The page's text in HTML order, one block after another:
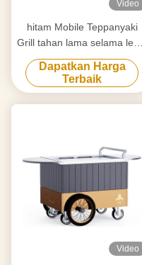
Video
hitam Mobile Teppanyaki
Grill tahan lama selama lebih
dari 20 tahun papan kelas
makanan Hibachi Grill Table
Dapatkan Harga
Terbaik
Video